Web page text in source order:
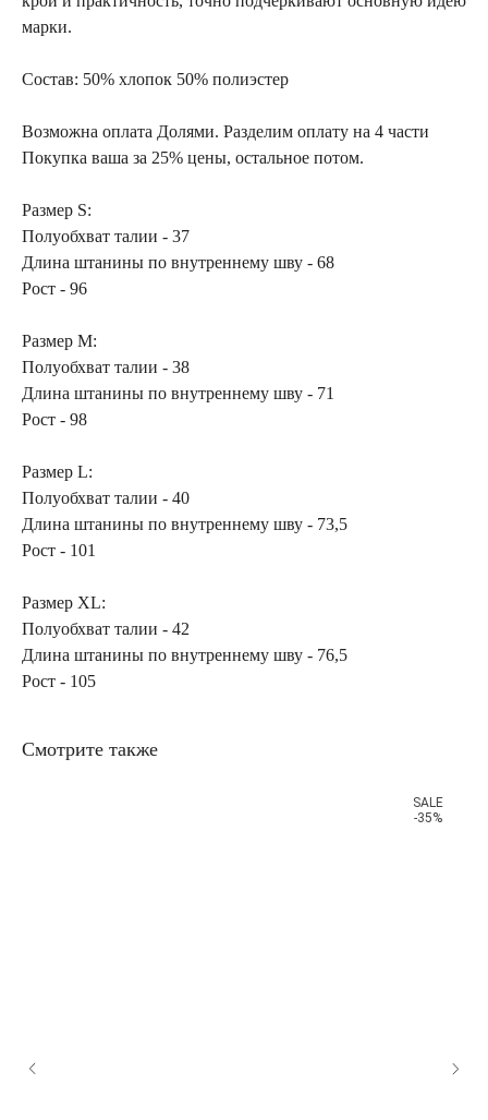
марки.
Состав: 50% хлопок 50% полиэстер
Возможна оплата Долями. Разделим оплату на 4 части
Покупка ваша за 25% цены, остальное потом.
Размер S:
Полуобхват талии - 37
Длина штанины по внутреннему шву - 68
Рост - 96
Размер M:
Полуобхват талии - 38
Длина штанины по внутреннему шву - 71
Рост - 98
Размер L:
Полуобхват талии - 40
Длина штанины по внутреннему шву - 73,5
Рост - 101
Размер XL:
Полуобхват талии - 42
Длина штанины по внутреннему шву - 76,5
Рост - 105
Смотрите также
SALE
-35%